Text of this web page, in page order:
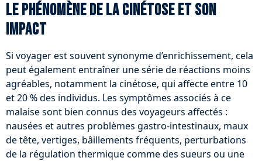
Le phénomène de la cinétose et son
impact
Si voyager est souvent synonyme d’enrichissement, cela
peut également entraîner une série de réactions moins
agréables, notamment la cinétose, qui affecte entre 10
et 20 % des individus. Les symptômes associés à ce
malaise sont bien connus des voyageurs affectés :
nausées et autres problèmes gastro-intestinaux, maux
de tête, vertiges, bâillements fréquents, perturbations
de la régulation thermique comme des sueurs ou une